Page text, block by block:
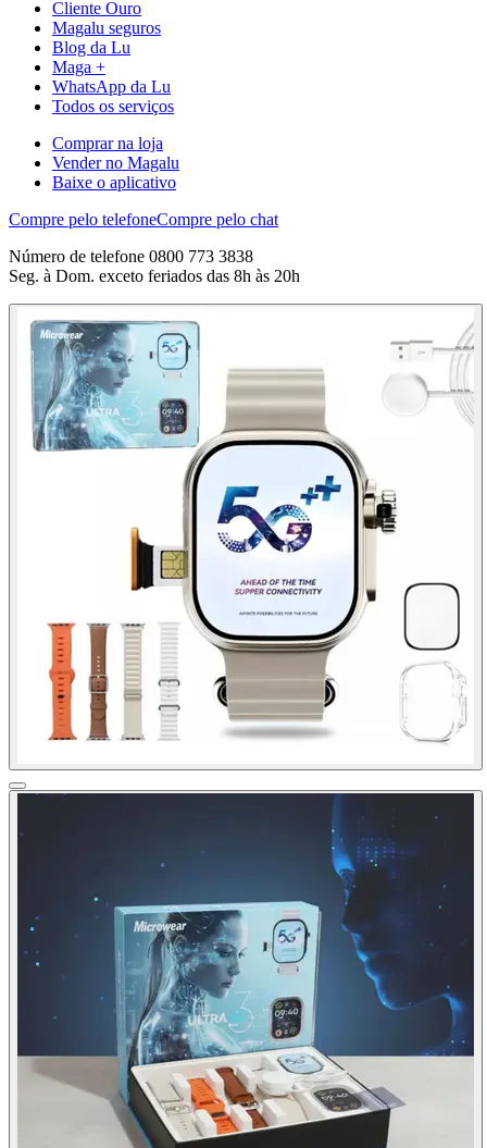
Cliente Ouro
Magalu seguros
Blog da Lu
Maga +
WhatsApp da Lu
Todos os serviços
Comprar na loja
Vender no Magalu
Baixe o aplicativo
Compre pelo telefoneCompre pelo chat
Número de telefone 0800 773 3838
Seg. à Dom. exceto feriados das 8h às 20h